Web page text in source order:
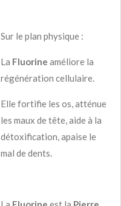
Sur le plan physique :
La Fluorine améliore la
régénération cellulaire.
Elle fortifie les os, atténue
les maux de tête, aide à la
détoxification, apaise le
mal de dents.